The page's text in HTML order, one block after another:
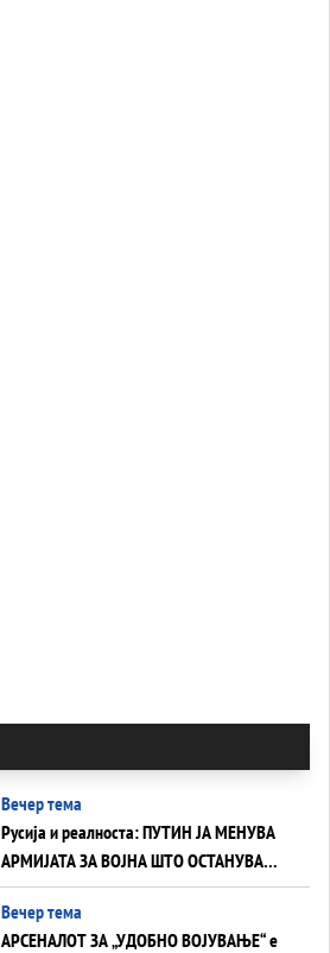
Вечер тема
Русија и реалноста: ПУТИН ЈА МЕНУВА
АРМИЈАТА ЗА ВОЈНА ШТО ОСТАНУВА
БЕЗ ФРОНТ
Вечер тема
АРСЕНАЛОТ ЗА „УДОБНО ВОЈУВАЊЕ“ е